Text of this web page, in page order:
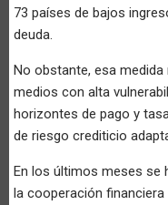
73 países de bajos
deuda.
No obstante, esa
medios con alta
horizontes de pago y
de riesgo crediticio
En los últimos meses se
la cooperación